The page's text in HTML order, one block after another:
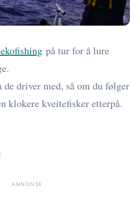
på tur for å lure
de driver med, så om du følger
klokere kveitefisker etterpå.
ANNONSE